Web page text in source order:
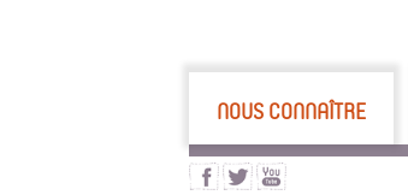
NOUS CONNAÎTRE